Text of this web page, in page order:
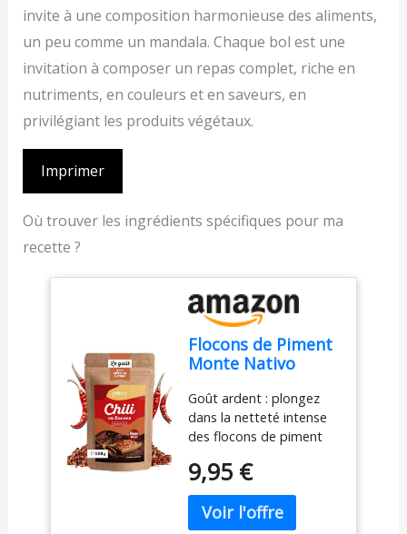
invite à une composition harmonieuse des aliments,
un peu comme un mandala. Chaque bol est une
invitation à composer un repas complet, riche en
nutriments, en couleurs et en saveurs, en
privilégiant les produits végétaux.
Imprimer
Où trouver les ingrédients spécifiques pour ma
recette ?
Flocons de Piment
Monte Nativo
Flocons - Épices
aromatiques
séchées avec soin,
idéales pour
Cuisiner et
Assaisonner -
Arôme et Goût
Goût ardent : plongez
dans la netteté intense
des flocons de piment
première classe, extraits
des meilleurs piments et
savamment élaborés
9,95 €